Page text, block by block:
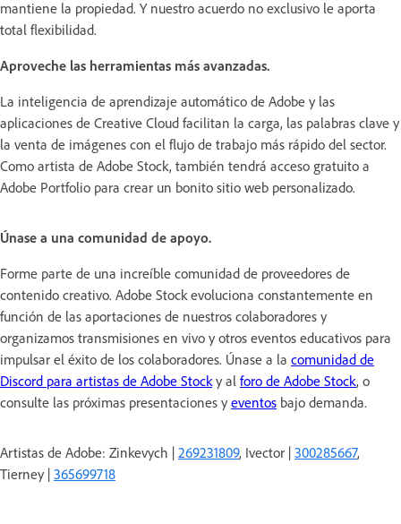
mantiene la propiedad. Y nuestro acuerdo no exclusivo le aporta
total flexibilidad.
Aproveche las herramientas más avanzadas.
La inteligencia de aprendizaje automático de Adobe y las
aplicaciones de Creative Cloud facilitan la carga, las palabras clave y
la venta de imágenes con el flujo de trabajo más rápido del sector.
Como artista de Adobe Stock, también tendrá acceso gratuito a
Adobe Portfolio para crear un bonito sitio web personalizado.
Únase a una comunidad de apoyo.
Forme parte de una increíble comunidad de proveedores de
contenido creativo. Adobe Stock evoluciona constantemente en
función de las aportaciones de nuestros colaboradores y
organizamos transmisiones en vivo y otros eventos educativos para
impulsar el éxito de los colaboradores. Únase a la comunidad de
Discord para artistas de Adobe Stocky al foro de Adobe Stock, o
consulte las próximas presentaciones y eventos bajo demanda.
Artistas de Adobe: Zinkevych | 269231809, Ivector | 300285667,
Tierney | 365699718